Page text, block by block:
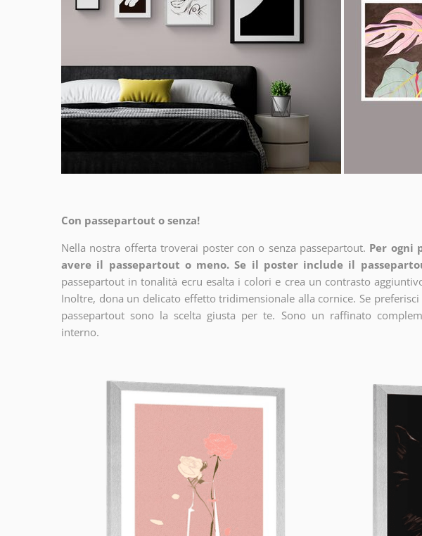
Con passepartout o senza!
Nella nostra offerta troverai poster con o senza passepartout. Per ogni
avere il passepartout o meno. Se il poster include il
passepartout in tonalità ecru esalta i colori e crea un contrasto
Inoltre, dona un delicato effetto tridimensionale alla cornice. Se
passepartout sono la scelta giusta per te. Sono un raffinato
interno.